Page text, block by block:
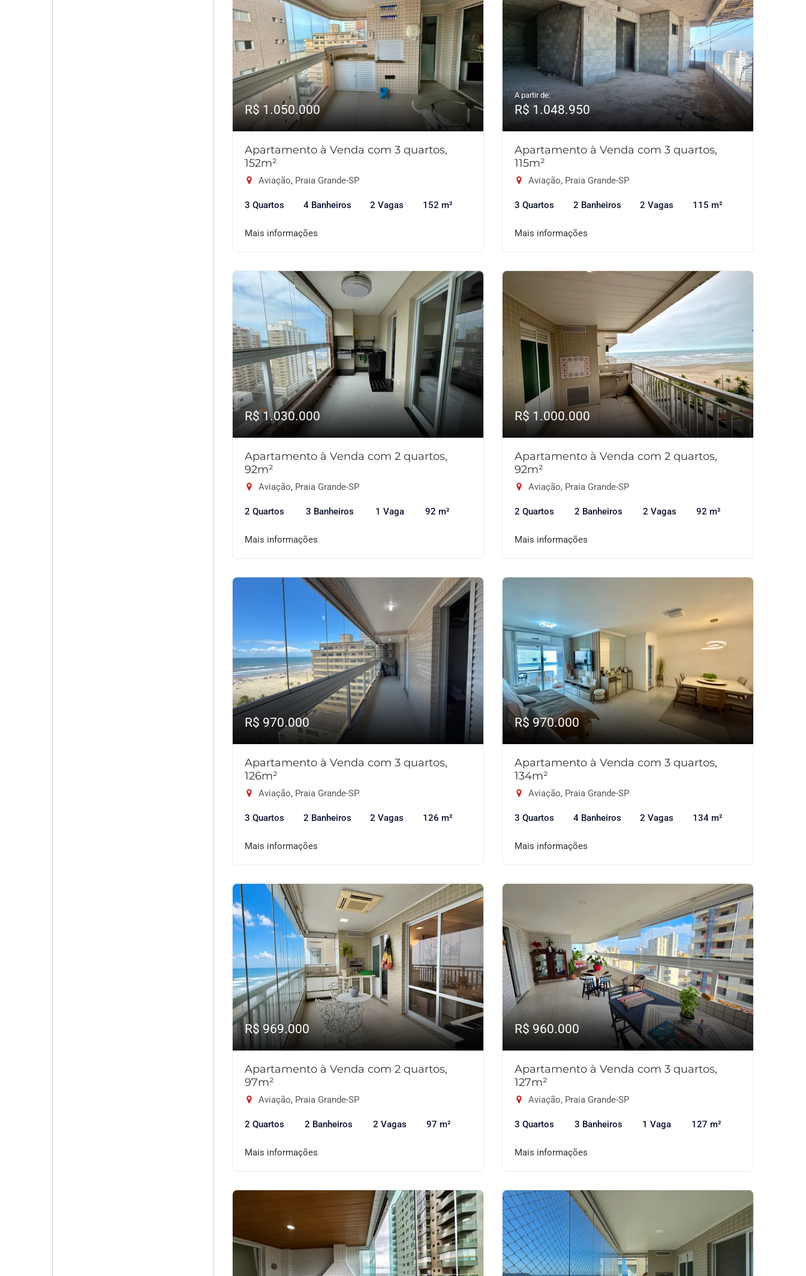
R$ 1.050.000
Apartamento à Venda com 3 quartos,
152m²
Aviação, Praia Grande-SP
3 Quartos 4 Banheiros 2 Vagas 152 m²
Mais informações
A partir de:
R$ 1.048.950
Apartamento à Venda com 3 quartos,
115m²
Aviação, Praia Grande-SP
3 Quartos 2 Banheiros 2 Vagas 115 m²
Mais informações
R$ 1.030.000
Apartamento à Venda com 2 quartos,
92m²
Aviação, Praia Grande-SP
2 Quartos 3 Banheiros 1 Vaga 92 m²
Mais informações
R$ 1.000.000
Apartamento à Venda com 2 quartos,
92m²
Aviação, Praia Grande-SP
2 Quartos 2 Banheiros 2 Vagas 92 m²
Mais informações
R$ 970.000
Apartamento à Venda com 3 quartos,
126m²
Aviação, Praia Grande-SP
3 Quartos 2 Banheiros 2 Vagas 126 m²
Mais informações
R$ 970.000
Apartamento à Venda com 3 quartos,
134m²
Aviação, Praia Grande-SP
3 Quartos 4 Banheiros 2 Vagas 134 m²
Mais informações
R$ 969.000
Apartamento à Venda com 2 quartos,
97m²
Aviação, Praia Grande-SP
2 Quartos 2 Banheiros 2 Vagas 97 m²
Mais informações
R$ 960.000
Apartamento à Venda com 3 quartos,
127m²
Aviação, Praia Grande-SP
3 Quartos 3 Banheiros 1 Vaga 127 m²
Mais informações